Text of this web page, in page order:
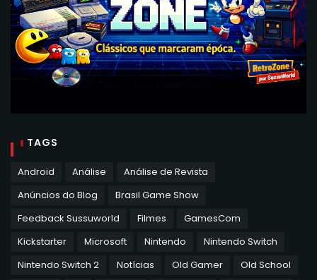
TAGS
Android Análise
Análise de Revista
Anúncios do Blog
Brasil Game Show
Feedback Sussuworld
Filmes
GamesCom
Kickstarter
Microsoft Nintendo
Nintendo Switch
Nintendo Switch 2
Notícias Old Gamer
Old School